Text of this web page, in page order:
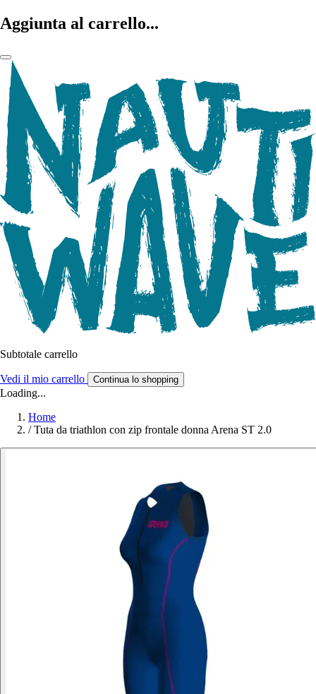
Aggiunta al carrello...
Subtotale carrello
Vedi il mio carrello Continua lo shopping
Loading...
Home
/ Tuta da triathlon con zip frontale donna Arena ST 2.0